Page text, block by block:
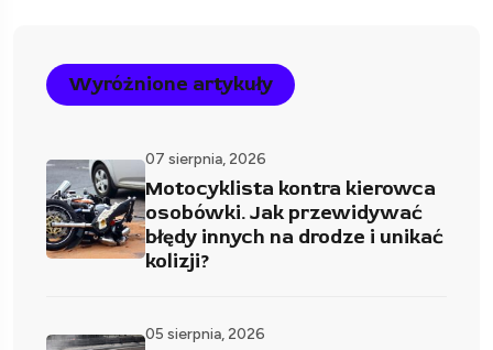
Wyróżnione artykuły
07 sierpnia, 2026
Motocyklista kontra kierowca
osobówki. Jak przewidywać
błędy innych na drodze i unikać
kolizji?
05 sierpnia, 2026